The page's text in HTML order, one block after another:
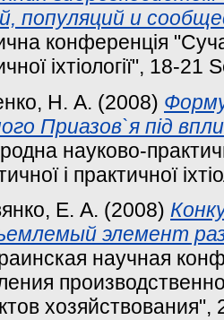
популяций и
конференція
іхтіології", 18-
Н. А. (2008)
Приазов`я під
науково-
і практичної
Е. А. (2008)
элемент
научная
хозяйствования",